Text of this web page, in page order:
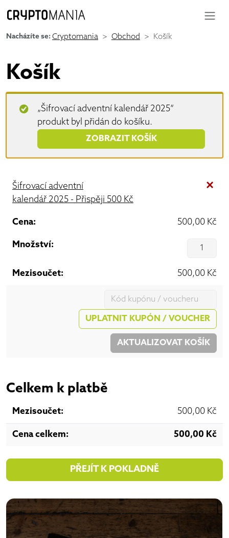
Nacházíte se: Cryptomania Obchod Košík
Košík
„Šifrovací adventní kalendář 2025“
produkt byl přidán do košíku.
ZOBRAZIT KOŠÍK
×
Šifrovací adventní
kalendář 2025 - Přispěji 500 Kč
500,00 Kč
500,00 Kč
Kupon:
UPLATNIT KUPÓN / VOUCHER
AKTUALIZOVAT KOŠÍK
Celkem k platbě
500,00 Kč
500,00 Kč
PŘEJÍT K POKLADNĚ